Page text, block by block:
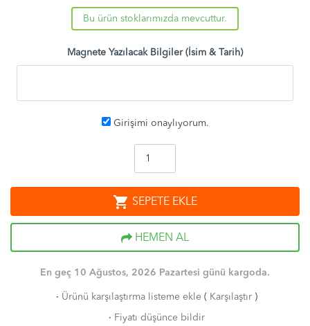
Bu ürün stoklarımızda mevcuttur.
Magnete Yazılacak Bilgiler (İsim & Tarih)
Girişimi onaylıyorum.
shopping_cart SEPETE EKLE
HEMEN AL
En geç 10 Ağustos, 2026 Pazartesi günü kargoda.
· Ürünü karşılaştırma listeme ekle( Karşılaştır)
· Fiyatı düşünce bildir